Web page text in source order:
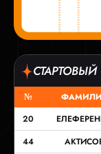
СТАРТОВЫЙ
№
20
44